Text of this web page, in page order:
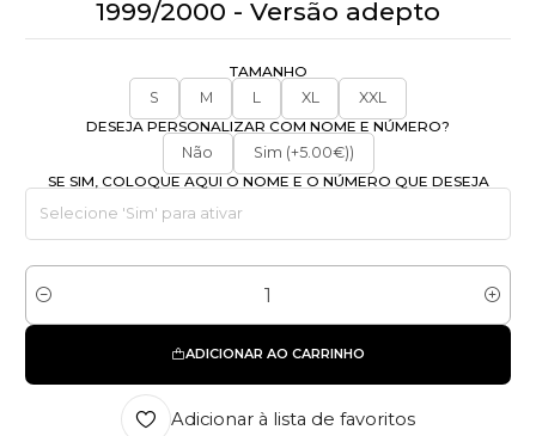
1999/2000 - Versão adepto
TAMANHO
S
M L XL
XXL
DESEJA PERSONALIZAR COM NOME E NÚMERO?
Não
Sim (+5.00€))
SE SIM, COLOQUE AQUI O NOME E O NÚMERO QUE DESEJA
Quantidade
ADICIONAR AO CARRINHO
Adicionar à lista de favoritos